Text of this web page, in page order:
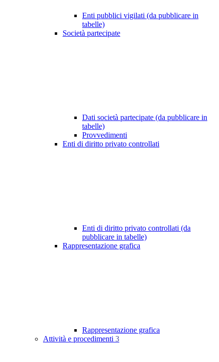
Enti pubblici vigilati (da pubblicare in
tabelle)
Società partecipate
Dati società partecipate (da pubblicare in
tabelle)
Provvedimenti
Enti di diritto privato controllati
Enti di diritto privato controllati (da
pubblicare in tabelle)
Rappresentazione grafica
Rappresentazione grafica
Attività e procedimenti 3